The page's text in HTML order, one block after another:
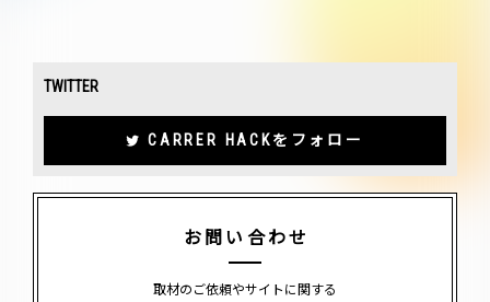
TWITTER
CARRER HACKをフォロー
お問い合わせ
取材のご依頼やサイトに関する